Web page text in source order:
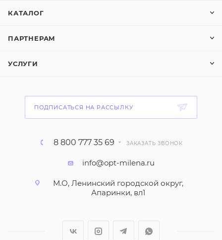
КАТАЛОГ
ПАРТНЕРАМ
УСЛУГИ
ПОДПИСАТЬСЯ НА РАССЫЛКУ
8 800 777 35 69 ЗАКАЗАТЬ ЗВОНОК
info@opt-milena.ru
М.О, Ленинский городской округ,
Апаринки, вл1